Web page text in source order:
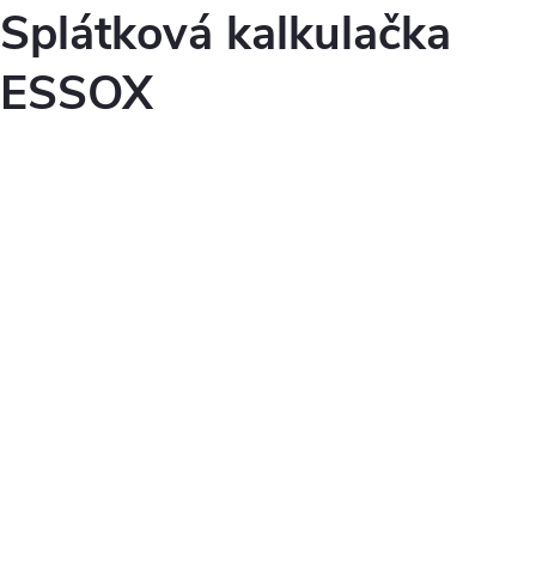
Splátková kalkulačka
ESSOX